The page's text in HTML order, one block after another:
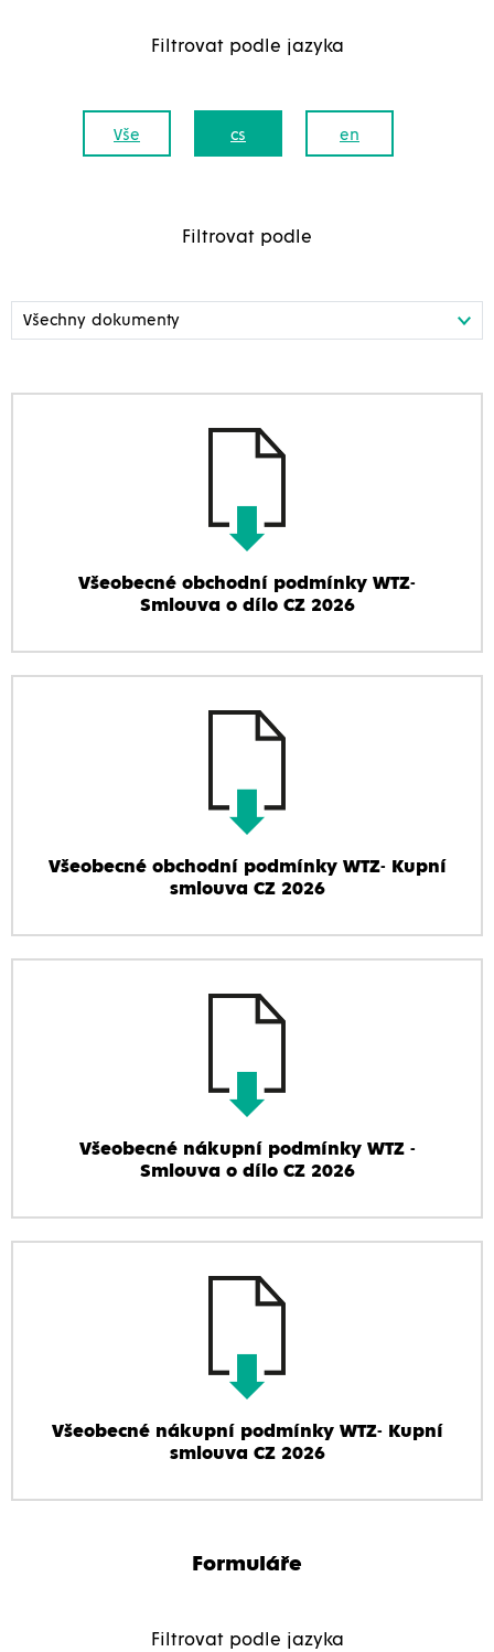
Filtrovat podle jazyka
Vše cs en
Filtrovat podle
Všeobecné obchodní podmínky WTZ-
Smlouva o dílo CZ 2026
Všeobecné obchodní podmínky WTZ- Kupní
smlouva CZ 2026
Všeobecné nákupní podmínky WTZ -
Smlouva o dílo CZ 2026
Všeobecné nákupní podmínky WTZ- Kupní
smlouva CZ 2026
Formuláře
Filtrovat podle jazyka